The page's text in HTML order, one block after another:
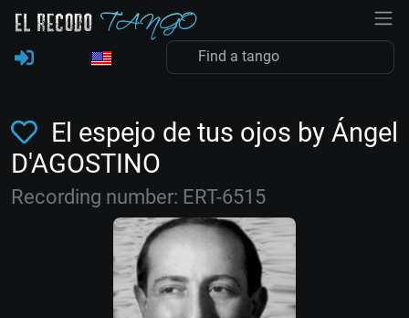
El espejo de tus ojos by Ángel
D'AGOSTINO
Recording number: ERT-6515